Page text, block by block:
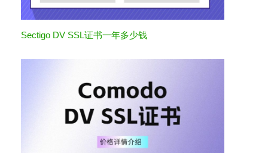
Sectigo DV SSL证书一年多少钱